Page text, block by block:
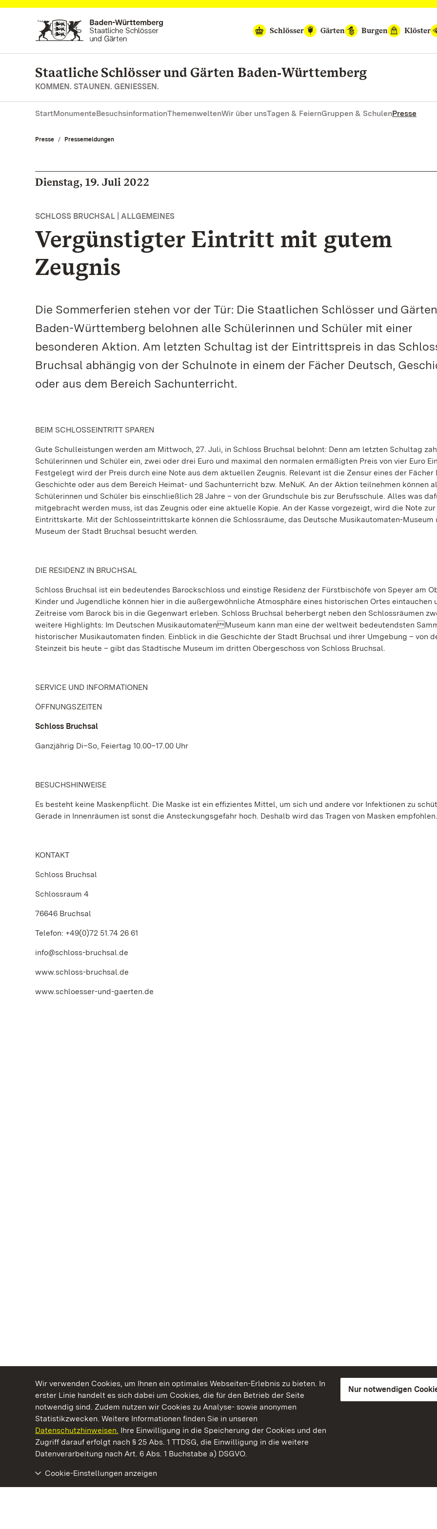
Wir verwenden Cookies, um Ihnen ein optimales Webseiten-Erlebnis zu bieten. In
erster Linie handelt es sich dabei um Cookies, die für den Betrieb der Seite
notwendig sind. Zudem nutzen wir Cookies zu Analyse- sowie anonymen
Statistikzwecken. Weitere Informationen finden Sie in unseren
Datenschutzhinweisen. Ihre Einwilligung in die Speicherung der Cookies und den
Zugriff darauf erfolgt nach § 25 Abs. 1 TTDSG, die Einwilligung in die weitere
Datenverarbeitung nach Art. 6 Abs. 1 Buchstabe a) DSGVO.
Nur notwendigen
Cookie-Einstellungen anzeigen
Zum Hauptinhalt springen
Schlösser
Gärten Burgen Klöster
Staatliche Schlösser und Gärten Baden‑Württemberg
KOMMEN. STAUNEN. GENIESSEN.
StartMonumenteBesuchsinformationThemenweltenWir über unsTagen & FeiernGruppen & SchulenPresse
Presse Pressemeldungen
Dienstag, 19. Juli 2022
SCHLOSS BRUCHSAL | ALLGEMEINES
Vergünstigter Eintritt mit gutem
Zeugnis
Die Sommerferien stehen vor der Tür: Die Staatlichen Schlösser und Gärten
Baden-Württemberg belohnen alle Schülerinnen und Schüler mit einer
besonderen Aktion. Am letzten Schultag ist der Eintrittspreis in das
Bruchsal abhängig von der Schulnote in einem der Fächer Deutsch,
oder aus dem Bereich Sachunterricht.
BEIM SCHLOSSEINTRITT SPAREN
Gute Schulleistungen werden am Mittwoch, 27. Juli, in Schloss Bruchsal belohnt: Denn am letzten Schultag
Schülerinnen und Schüler ein, zwei oder drei Euro und maximal den normalen ermäßigten Preis von vier Euro
Festgelegt wird der Preis durch eine Note aus dem aktuellen Zeugnis. Relevant ist die Zensur eines der Fächer
Geschichte oder aus dem Bereich Heimat- und Sachunterricht bzw. MeNuK. An der Aktion teilnehmen können
Schülerinnen und Schüler bis einschließlich 28 Jahre – von der Grundschule bis zur Berufsschule. Alles was
mitgebracht werden muss, ist das Zeugnis oder eine aktuelle Kopie. An der Kasse vorgezeigt, wird die Note zur
Eintrittskarte. Mit der Schlosseintrittskarte können die Schlossräume, das Deutsche Musikautomaten-Museum
Museum der Stadt Bruchsal besucht werden.
DIE RESIDENZ IN BRUCHSAL
Schloss Bruchsal ist ein bedeutendes Barockschloss und einstige Residenz der Fürstbischöfe von Speyer am
Kinder und Jugendliche können hier in die außergewöhnliche Atmosphäre eines historischen Ortes eintauchen
Zeitreise vom Barock bis in die Gegenwart erleben. Schloss Bruchsal beherbergt neben den Schlossräumen
weitere Highlights: Im Deutschen MusikautomatenMuseum kann man eine der weltweit bedeutendsten
historischer Musikautomaten finden. Einblick in die Geschichte der Stadt Bruchsal und ihrer Umgebung – von
Steinzeit bis heute – gibt das Städtische Museum im dritten Obergeschoss von Schloss Bruchsal.
SERVICE UND INFORMATIONEN
ÖFFNUNGSZEITEN
Schloss Bruchsal
Ganzjährig Di–So, Feiertag 10.00–17.00 Uhr
BESUCHSHINWEISE
Es besteht keine Maskenpflicht. Die Maske ist ein effizientes Mittel, um sich und andere vor Infektionen zu
Gerade in Innenräumen ist sonst die Ansteckungsgefahr hoch. Deshalb wird das Tragen von Masken empfohlen.
KONTAKT
Schloss Bruchsal
Schlossraum 4
76646 Bruchsal
Telefon: +49(0)72 51.74 26 61
info@schloss-bruchsal.de
www.schloss-bruchsal.de
www.schloesser-und-gaerten.de
Kommen. Staunen. Genießen.